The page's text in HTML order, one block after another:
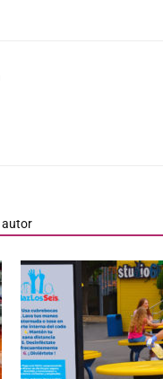
autor